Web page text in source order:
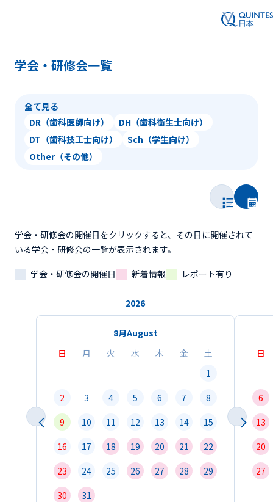
学会・研修会一覧
全て見る
DR（歯科医師向け）
DH（歯科衛生士向け）
DT（歯科技工士向け）
Sch（学生向け）
Other（その他）
学会・研修会の開催日をクリックすると、その日に開催されて
いる学会・研修会の一覧が表示されます。
学会・研修会の開催日
新着情報 レポート有り
2026
8月August
日
月 火 水 木 金
土
1
2
3 4 5 6 7
8
9
10 11 12 13 14
15
16
17 18 19 20 21
22
23
24 25 26 27 28
29
30
31
日
6
13
20
27